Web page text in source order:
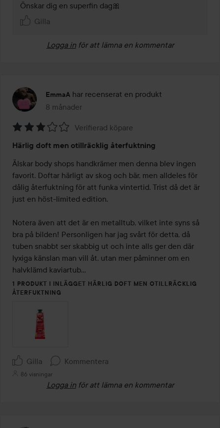
Önskar dig en superfin dag🎀
Gilla
Logga in för att lämna en kommentar
EmmaA har recenserat en produkt
8 månader
Inlägget skapades 8 månader
3
av
5
Verifierad köpare
Härlig doft men otillräcklig återfuktning
Älskar body shops handkrämer men denna blev ingen
favorit. Doftar härligt av skog och bär, men alldeles för
dålig återfuktning för att funka vintertid. Trist då det är
just en höst-limited edition.
Notera även att det är en metalltub, vilket inte syns så
bra på bilden! Personligen har jag svårt för detta, då
tuben snabbt ser skabbig ut och inte alls ger den där
lyxiga känslan man vill åt, utan mer påminner om en
halvklämd kaviartub…
1 PRODUKT I INLÄGGET HÄRLIG DOFT MEN OTILLRÄCKLIG
ÅTERFUKTNING
Gilla Kommentera
86 visningar
Logga in för att lämna en kommentar